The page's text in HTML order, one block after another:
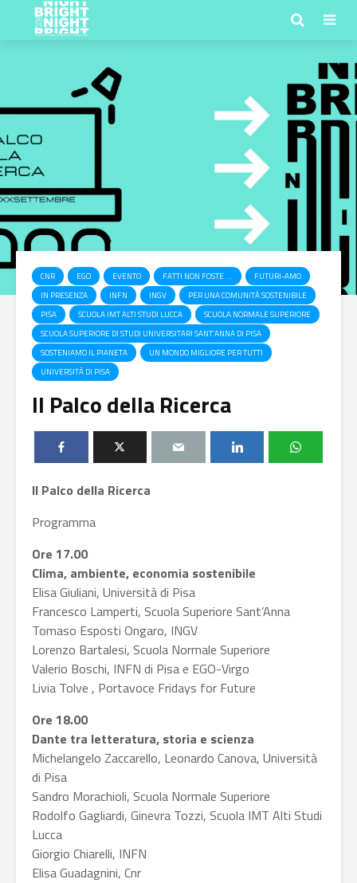
CNR EGO EVENTO FATTI NON FOSTE ...
FUTURI-AMO
IN PRESENZA
INFN INGV
PER UNA COMUNITÀ SOSTENIBILE
PISA
SCUOLA IMT ALTI STUDI LUCCA
SCUOLA NORMALE SUPERIORE
SCUOLA SUPERIORE DI STUDI UNIVERSITARI SANT’ANNA DI PISA
SOSTENIAMO IL PIANETA
UN MONDO MIGLIORE PER TUTTI
UNIVERSITÀ DI PISA
Il Palco della Ricerca
Il Palco della Ricerca
Programma
Ore 17.00
Clima, ambiente, economia sostenibile
Elisa Giuliani, Università di Pisa
Francesco Lamperti, Scuola Superiore Sant’Anna
Tomaso Esposti Ongaro, INGV
Lorenzo Bartalesi, Scuola Normale Superiore
Valerio Boschi, INFN di Pisa e EGO-Virgo
Livia Tolve , Portavoce Fridays for Future
Ore 18.00
Dante tra letteratura, storia e scienza
Michelangelo Zaccarello, Leonardo Canova, Università
di Pisa
Sandro Morachioli, Scuola Normale Superiore
Rodolfo Gagliardi, Ginevra Tozzi, Scuola IMT Alti Studi
Lucca
Giorgio Chiarelli, INFN
Elisa Guadagnini, Cnr